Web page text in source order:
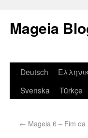
Mageia
Deutsch
Svenska
Türkçe
← Mageia 6 – Fim